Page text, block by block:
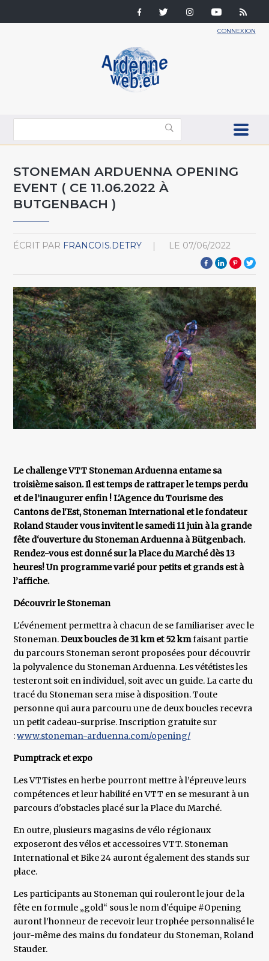
CONNEXION
STONEMAN ARDUENNA OPENING
EVENT ( CE 11.06.2022 À
BUTGENBACH )
ÉCRIT PAR FRANCOIS.DETRY LE 07/06/2022
Le challenge VTT Stoneman Arduenna entame sa
troisième saison. Il est temps de rattraper le temps perdu
et de l’inaugurer enfin ! L'Agence du Tourisme des
Cantons de l'Est, Stoneman International et le fondateur
Roland Stauder vous invitent le samedi 11 juin à la grande
fête d‘ouverture du Stoneman Arduenna à Bütgenbach.
Rendez-vous est donné sur la Place du Marché dès 13
heures! Un programme varié pour petits et grands est à
l’affiche.
Découvrir le Stoneman
L'événement permettra à chacun de se familiariser avec le
Stoneman.Deux boucles de 31 km et 52 kmfaisant partie
du parcours Stoneman seront proposées pour découvrir
la polyvalence du Stoneman Arduenna. Les vététistes les
testeront soit en individuel, soit avec un guide. La carte du
tracé du Stoneman sera mise à disposition. Toute
personne qui aura parcouru une de deux boucles recevra
un petit cadeau-surprise. Inscription gratuite sur
:www.stoneman-arduenna.com/opening/
Pumptrack et expo
Les VTTistes en herbe pourront mettre à l’épreuve leurs
compétences et leur habilité en VTT en se mesurant à un
parcours d'obstacles placé sur la Place du Marché.
En outre, plusieurs magasins de vélo régionaux
exposeront des vélos et accessoires VTT. Stoneman
International et Bike 24 auront également des stands sur
place.
Les participants au Stoneman qui rouleront le jour de la
fête en formule „gold“ sous le nom d'équipe #Opening
auront l’honneur de recevoir leur trophée personnalisé le
jour-même des mains du fondateur du Stoneman, Roland
Stauder.